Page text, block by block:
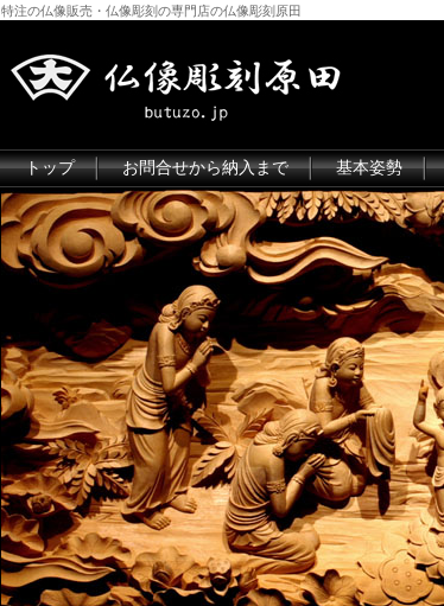
特注の仏像販売・仏像彫刻の専門店の仏像彫刻原田
トップ お問合せから納入まで 基本姿勢